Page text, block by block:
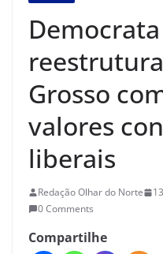
Grosso
valores
liberais
Redação Olhar do Norte
0 Comments
Compartilhe